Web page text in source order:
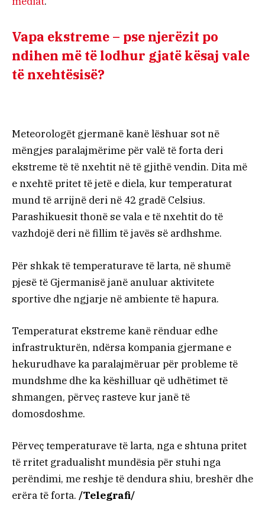
Vapa ekstreme – pse njerëzit po
ndihen më të lodhur gjatë kësaj vale
të nxehtësisë?
Meteorologët gjermanë kanë lëshuar sot në
mëngjes paralajmërime për valë të forta deri
ekstreme të të nxehtit në të gjithë vendin. Dita më
e nxehtë pritet të jetë e diela, kur temperaturat
mund të arrijnë deri në 42 gradë Celsius.
Parashikuesit thonë se vala e të nxehtit do të
vazhdojë deri në fillim të javës së ardhshme.
Për shkak të temperaturave të larta, në shumë
pjesë të Gjermanisë janë anuluar aktivitete
sportive dhe ngjarje në ambiente të hapura.
Temperaturat ekstreme kanë rënduar edhe
infrastrukturën, ndërsa kompania gjermane e
hekurudhave ka paralajmëruar për probleme të
mundshme dhe ka këshilluar që udhëtimet të
shmangen, përveç rasteve kur janë të
domosdoshme.
Përveç temperaturave të larta, nga e shtuna pritet
të rritet gradualisht mundësia për stuhi nga
perëndimi, me reshje të dendura shiu, breshër dhe
erëra të forta. /Telegrafi/